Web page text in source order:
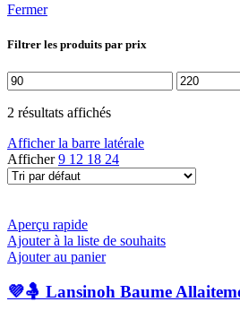
Fermer
Filtrer les produits par prix
Prix
min
Prix
max
2 résultats affichés
Afficher la barre latérale
Afficher9 12 18 24
Aperçu rapide
Ajouter à la liste de souhaits
Ajouter au panier
💜🤱 Lansinoh Baume